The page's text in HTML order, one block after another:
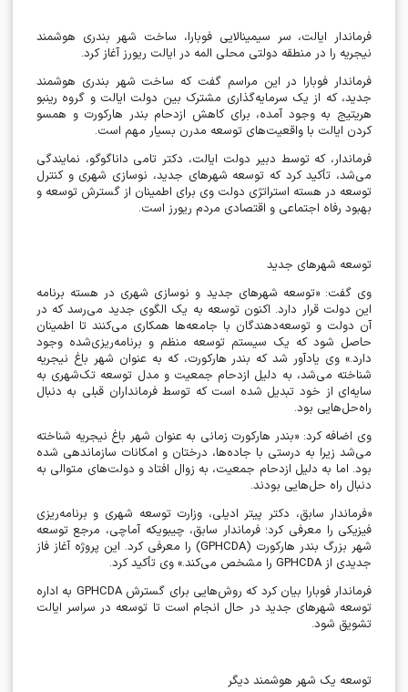
فرماندار ایالت، سر سیمینالایی فوبارا، ساخت شهر بندری هوشمند
نیجریه را در منطقه دولتی محلی المه در ایالت ریورز آغاز کرد.
فرماندار فوبارا در این مراسم گفت که ساخت شهر بندری هوشمند
جدید، که از یک سرمایه‌گذاری مشترک بین دولت ایالت و گروه رینبو
هریتیج به وجود آمده، برای کاهش ازدحام بندر هارکورت و همسو
کردن ایالت با واقعیت‌های توسعه مدرن بسیار مهم است.
فرماندار، که توسط دبیر دولت ایالت، دکتر تامی داناگوگو، نمایندگی
می‌شد، تأکید کرد که توسعه شهرهای جدید، نوسازی شهری و کنترل
توسعه در هسته استراتژی دولت وی برای اطمینان از گسترش توسعه و
بهبود رفاه اجتماعی و اقتصادی مردم ریورز است.
توسعه شهرهای جدید
وی گفت: «توسعه شهرهای جدید و نوسازی شهری در هسته برنامه
این دولت قرار دارد. اکنون توسعه به یک الگوی جدید می‌رسد که در
آن دولت و توسعه‌دهندگان با جامعه‌ها همکاری می‌کنند تا اطمینان
حاصل شود که یک سیستم توسعه منظم و برنامه‌ریزی‌شده وجود
دارد.» وی یادآور شد که بندر هارکورت، که به عنوان شهر باغ نیجریه
شناخته می‌شد، به دلیل ازدحام جمعیت و مدل توسعه تک‌شهری به
سایه‌ای از خود تبدیل شده است که توسط فرمانداران قبلی به دنبال
راه‌حل‌هایی بود.
وی اضافه کرد: «بندر هارکورت زمانی به عنوان شهر باغ نیجریه شناخته
می‌شد زیرا به درستی با جاده‌ها، درختان و امکانات سازماندهی شده
بود. اما به دلیل ازدحام جمعیت، به زوال افتاد و دولت‌های متوالی به
دنبال راه حل‌هایی بودند.
«فرماندار سابق، دکتر پیتر ادیلی، وزارت توسعه شهری و برنامه‌ریزی
فیزیکی را معرفی کرد؛ فرماندار سابق، چیبویکه آماچی، مرجع توسعه
شهر بزرگ بندر هارکورت (GPHCDA) را معرفی کرد. این پروژه آغاز فاز
جدیدی ازGPHCDAرا مشخص می‌کند.» وی تأکید کرد.
فرماندار فوبارا بیان کرد که روش‌هایی برای گسترشGPHCDA به اداره
توسعه شهرهای جدید در حال انجام است تا توسعه در سراسر ایالت
تشویق شود.
توسعه یک شهر هوشمند دیگر